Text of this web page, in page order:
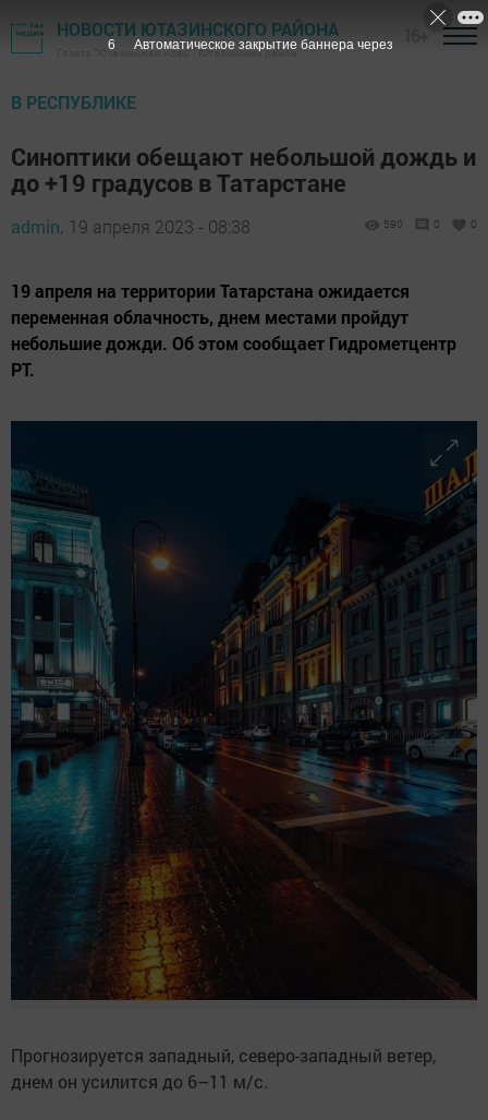
НОВОСТИ ЮТАЗИНСКОГО РАЙОНА
Газета "Ютазинская новь" - Ютазинский район
В РЕСПУБЛИКЕ
Синоптики обещают небольшой дождь и
до +19 градусов в Татарстане
admin, 19 апреля 2023 - 08:38 590 0 0
19 апреля на территории Татарстана ожидается
переменная облачность, днем местами пройдут
небольшие дожди. Об этом сообщает Гидрометцентр
РТ.
Прогнозируется западный, северо-западный ветер,
днем он усилится до 6–11 м/с.
5 Автоматическое закрытие баннера через